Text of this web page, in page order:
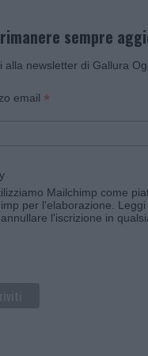
sempre
alla newsletter di Gallura
email *
Mailchimp come
per l'elaborazione.
l'iscrizione in